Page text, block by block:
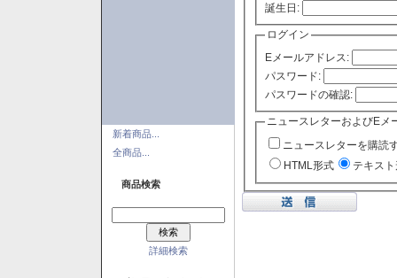
新着商品...
全商品...
商品検索
詳細検索
誕生日:
ログイン
Eメールアドレス:
パスワード:
パスワードの確認:
ニュースレターおよびEメ
ニュースレターを購読
HTML形式
テキス